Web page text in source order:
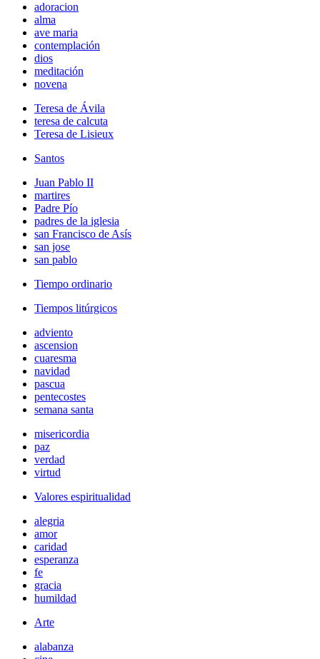
adoracion
alma
ave maria
contemplación
dios
meditación
novena
Teresa de Ávila
teresa de calcuta
Teresa de Lisieux
Santos
Juan Pablo II
martires
Padre Pío
padres de la iglesia
san Francisco de Asís
san jose
san pablo
Tiempo ordinario
Tiempos litúrgicos
adviento
ascension
cuaresma
navidad
pascua
pentecostes
semana santa
misericordia
paz
verdad
virtud
Valores espiritualidad
alegria
amor
caridad
esperanza
fe
gracia
humildad
Arte
alabanza